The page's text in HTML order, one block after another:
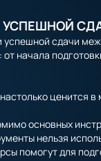
УСПЕШНОЙ
сдачи
начала
ценится в
основных
нельзя
помогут для